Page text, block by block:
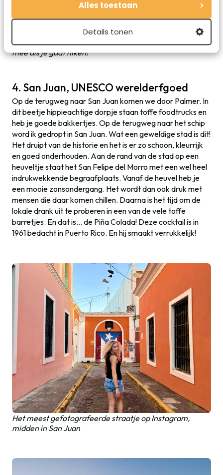
Alles toestaan
Details tonen
De natuur is zo mooi in El Yunque. Neem wel een gids
mee als je gaat hiken!
4. San Juan, UNESCO werelderfgoed
Op de terugweg naar San Juan komen we door Palmer. In
dit beetje hippieachtige dorpje staan toffe foodtrucks en
heb je goede bakkertjes. Op de terugweg naar het schip
word ik gedropt in San Juan. Wat een geweldige stad is dit!
Het druipt van de historie en het is er zo schoon, kleurrijk
en goed onderhouden. Aan de rand van de stad op een
heuveltje staat het San Felipe del Morro met een wel heel
indrukwekkende begraafplaats. Vanaf de heuvel heb je
een mooie zonsondergang. Het wordt dan ook druk met
mensen die daar komen chillen. Daarna is het tijd om de
lokale drank uit te proberen in een van de vele toffe
barretjes. En dat is… de Piña Colada! Deze cocktail is in
1961 bedacht in Puerto Rico. En hij smaakt verrukkelijk!
Het meest gefotografeerde straatje op Instagram,
midden in San Juan